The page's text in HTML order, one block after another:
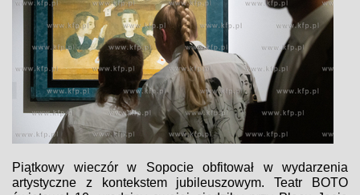
Piątkowy wieczór w Sopocie obfitował w wydarzenia
artystyczne z kontekstem jubileuszowym. Teatr BOTO